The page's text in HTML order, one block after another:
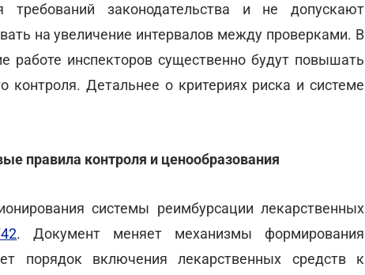
требований законодательства и не допускают
на увеличение интервалов между проверками. В
работе инспекторов существенно будут повышать
контроля. Детальнее о критериях риска и системе
правила контроля и ценообразования
системы реимбурсации лекарственных
. Документ меняет механизмы формирования
порядок включения лекарственных средств к